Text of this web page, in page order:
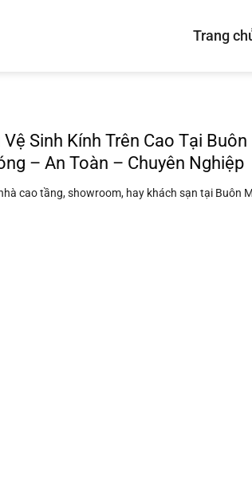
Trang
Vệ Sinh Kính Trên Cao Tại
– An Toàn – Chuyên Nghiệp
cao tầng, showroom, hay khách sạn tại Buôn